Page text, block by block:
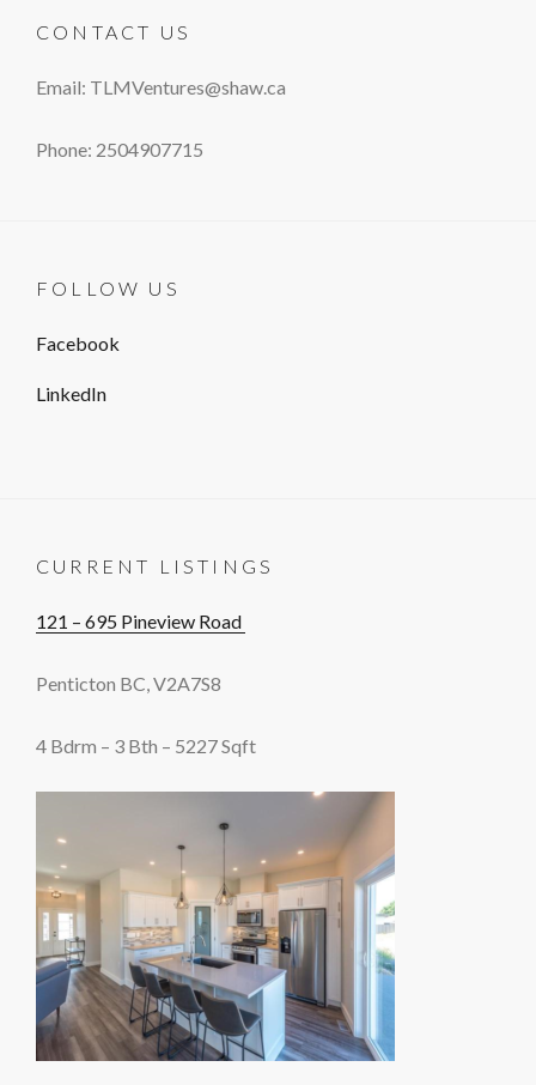
CONTACT US
Email: TLMVentures@shaw.ca
Phone: 2504907715
FOLLOW US
Facebook
LinkedIn
CURRENT LISTINGS
121 – 695 Pineview Road
Penticton BC, V2A7S8
4 Bdrm – 3 Bth – 5227 Sqft